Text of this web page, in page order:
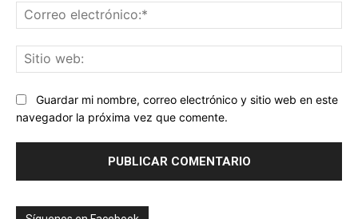
Guardar mi nombre, correo electrónico y sitio web en este
navegador la próxima vez que comente.